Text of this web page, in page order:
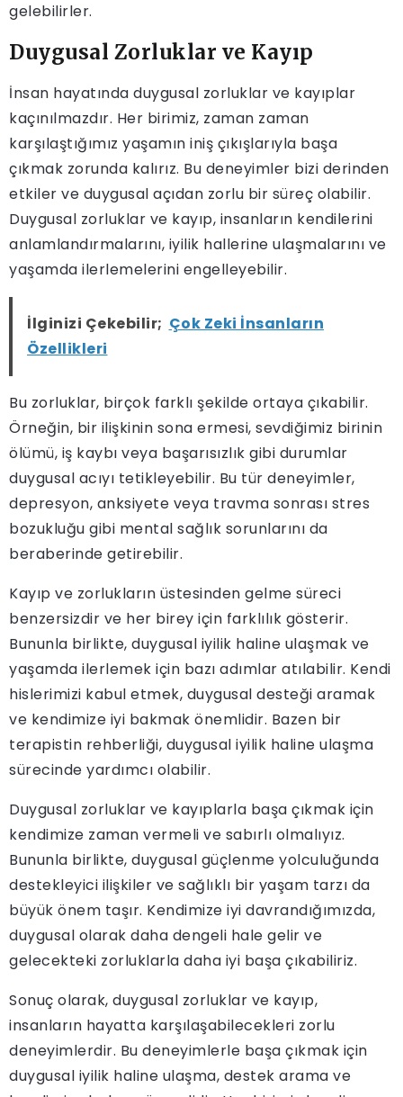
gelebilirler.
Duygusal Zorluklar ve Kayıp
İnsan hayatında duygusal zorluklar ve kayıplar
kaçınılmazdır. Her birimiz, zaman zaman
karşılaştığımız yaşamın iniş çıkışlarıyla başa
çıkmak zorunda kalırız. Bu deneyimler bizi derinden
etkiler ve duygusal açıdan zorlu bir süreç olabilir.
Duygusal zorluklar ve kayıp, insanların kendilerini
anlamlandırmalarını, iyilik hallerine ulaşmalarını ve
yaşamda ilerlemelerini engelleyebilir.
İlginizi Çekebilir; Çok Zeki İnsanların
Özellikleri
Bu zorluklar, birçok farklı şekilde ortaya çıkabilir.
Örneğin, bir ilişkinin sona ermesi, sevdiğimiz birinin
ölümü, iş kaybı veya başarısızlık gibi durumlar
duygusal acıyı tetikleyebilir. Bu tür deneyimler,
depresyon, anksiyete veya travma sonrası stres
bozukluğu gibi mental sağlık sorunlarını da
beraberinde getirebilir.
Kayıp ve zorlukların üstesinden gelme süreci
benzersizdir ve her birey için farklılık gösterir.
Bununla birlikte, duygusal iyilik haline ulaşmak ve
yaşamda ilerlemek için bazı adımlar atılabilir. Kendi
hislerimizi kabul etmek, duygusal desteği aramak
ve kendimize iyi bakmak önemlidir. Bazen bir
terapistin rehberliği, duygusal iyilik haline ulaşma
sürecinde yardımcı olabilir.
Duygusal zorluklar ve kayıplarla başa çıkmak için
kendimize zaman vermeli ve sabırlı olmalıyız.
Bununla birlikte, duygusal güçlenme yolculuğunda
destekleyici ilişkiler ve sağlıklı bir yaşam tarzı da
büyük önem taşır. Kendimize iyi davrandığımızda,
duygusal olarak daha dengeli hale gelir ve
gelecekteki zorluklarla daha iyi başa çıkabiliriz.
Sonuç olarak, duygusal zorluklar ve kayıp,
insanların hayatta karşılaşabilecekleri zorlu
deneyimlerdir. Bu deneyimlerle başa çıkmak için
duygusal iyilik haline ulaşma, destek arama ve